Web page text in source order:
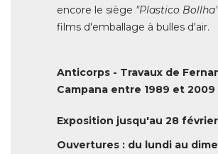
encore le siège "Plastico Bollha"
films d'emballage à bulles d'air.
Anticorps - Travaux de
Campana entre 1989 et 2009
Exposition jusqu'au 28 février
Ouvertures : du lundi au